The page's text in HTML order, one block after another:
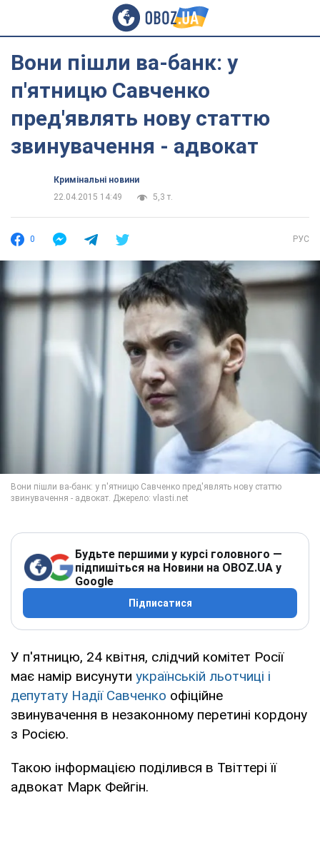
Вони пішли ва-банк: у
п'ятницю Савченко
пред'являть нову статтю
звинувачення - адвокат
Кримінальні новини
22.04.2015 14:49
5,3 т.
0 РУС
Будьте першими у курсі головного —
підпишіться на Новини на OBOZ.UA у
Google
Підписатися
У п'ятницю, 24 квітня, слідчий комітет Росії
має намір висунути українській льотчиці і
депутату Надії Савченко офіційне
звинувачення в незаконному перетині кордону
з Росією.
Такою інформацією поділився в Твіттері її
адвокат Марк Фейгін.